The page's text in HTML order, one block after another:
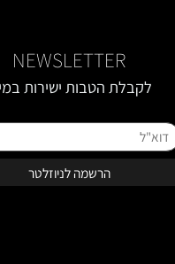
NEWSLETTER
לקבלת הטבות ישירות במייל
טופס רישום מייל באתר